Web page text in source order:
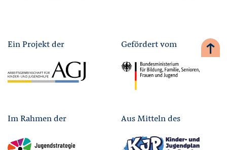
Ein Projekt der Gefördert vom
Im Rahmen der Aus Mitteln des